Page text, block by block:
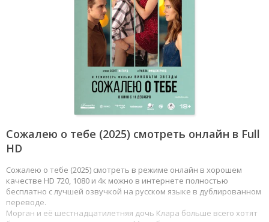
Сожалею о тебе (2025) смотреть онлайн в Full
HD
Сожалею о тебе (2025) смотреть в режиме онлайн в хорошем
качестве HD 720, 1080 и 4к можно в интернете полностью
бесплатно с лучшей озвучкой на русском языке в дублированном
переводе.
Морган и её шестнадцатилетняя дочь Клара больше всего хотят